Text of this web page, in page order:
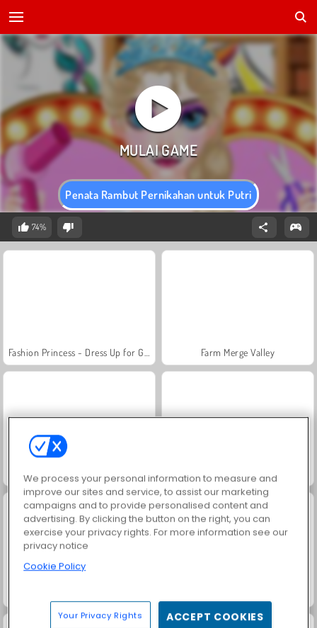
Penata Rambut Pernikahan untuk Putri
74%
Farm Merge Valley
Masha and the Bear: Meadows
We process your personal information to measure and
improve our sites and service, to assist our marketing
campaigns and to provide personalised content and
advertising. By clicking the button on the right, you can
exercise your privacy rights. For more information see our
privacy notice
Cookie Policy
Your Privacy Rights ACCEPT COOKIES